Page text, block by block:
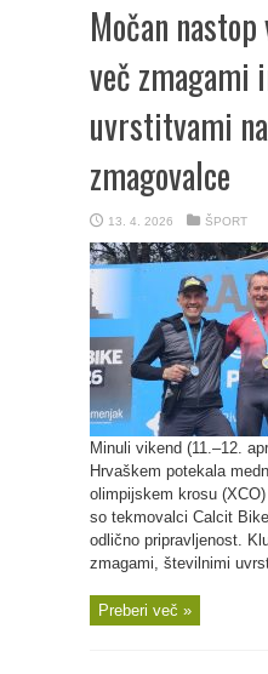
Močan
več zmagami
uvrstitvami
zmagovalce
13. 4. 2026 ŠPORT
Minuli vikend (11.–12.
Hrvaškem potekala
olimpijskem krosu
so tekmovalci Calcit
odlično pripravljenost.
zmagami, številnimi
Preberi več »